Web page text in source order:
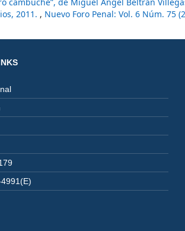
2011. , Nuevo Foro Penal: Vol. 6 Núm. 75